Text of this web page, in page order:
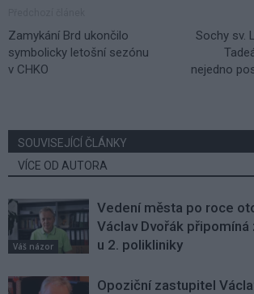
Zamykání Brd ukončilo
symbolicky letošní sezónu
v CHKO
Sochy sv.
nejedno
SOUVISEJÍCÍ ČLÁNKY
VÍCE OD AUTORA
Váš názor
Vedení města po roce
Václav Dvořák připomíná
u 2. polikliniky
Opoziční zastupitel